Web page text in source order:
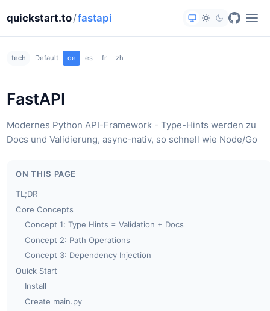
quickstart.to/fastapi
tech Default de es fr zh
FastAPI
Modernes Python API-Framework - Type-Hints werden zu
Docs und Validierung, async-nativ, so schnell wie Node/Go
ON THIS PAGE
TL;DR
Core Concepts
Concept 1: Type Hints = Validation + Docs
Concept 2: Path Operations
Concept 3: Dependency Injection
Quick Start
Install
Create main.py